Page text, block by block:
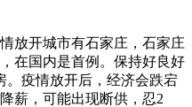
放开城市有石家庄，石家庄
在国内是首例。保持好良好
。疫情放开后，经济会跌宕
薪，可能出现断供，忍2